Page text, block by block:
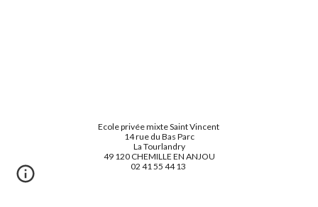
Ecole privée mixte Saint Vincent
14 rue du Bas Parc
La Tourlandry
49 120 CHEMILLE EN ANJOU
02 41 55 44 13